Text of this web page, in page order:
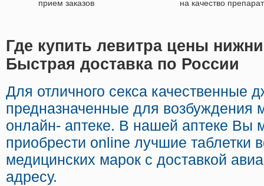
прием заказов на качество
Где купить левитра цены
Быстрая доставка по России
Для отличного секса качественные
предназначенные для
онлайн- аптеке. В нашей аптеке Вы
приобрести online лучшие таблетки
медицинских марок с доставкой
адресу.